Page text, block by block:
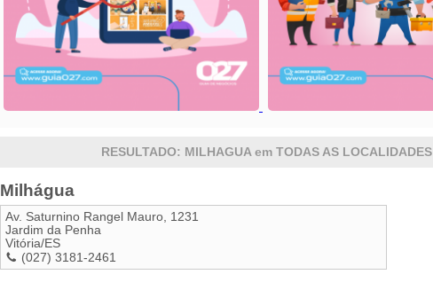
RESULTADO: MILHAGUA em TODAS AS LOCALIDADES
Milhágua
Av. Saturnino Rangel Mauro, 1231
Jardim da Penha
Vitória/ES
(027) 3181-2461